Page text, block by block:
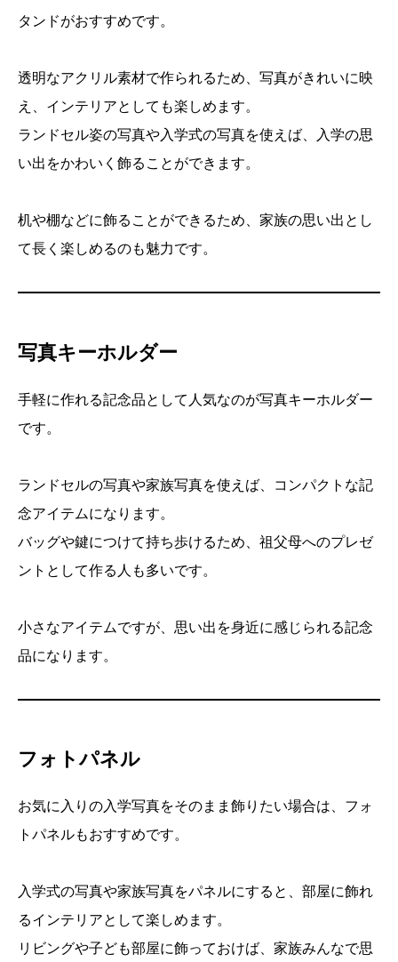
タンドがおすすめです。
透明なアクリル素材で作られるため、写真がきれいに映
え、インテリアとしても楽しめます。
ランドセル姿の写真や入学式の写真を使えば、入学の思
い出をかわいく飾ることができます。
机や棚などに飾ることができるため、家族の思い出とし
て長く楽しめるのも魅力です。
写真キーホルダー
手軽に作れる記念品として人気なのが写真キーホルダー
です。
ランドセルの写真や家族写真を使えば、コンパクトな記
念アイテムになります。
バッグや鍵につけて持ち歩けるため、祖父母へのプレゼ
ントとして作る人も多いです。
小さなアイテムですが、思い出を身近に感じられる記念
品になります。
フォトパネル
お気に入りの入学写真をそのまま飾りたい場合は、フォ
トパネルもおすすめです。
入学式の写真や家族写真をパネルにすると、部屋に飾れ
るインテリアとして楽しめます。
リビングや子ども部屋に飾っておけば、家族みんなで思